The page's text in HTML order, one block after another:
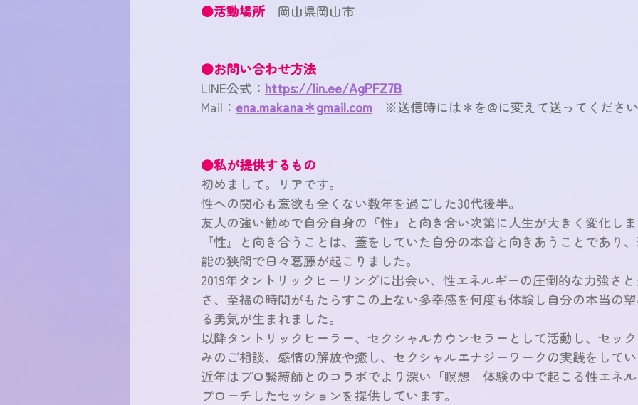
●活動場所 岡山県岡山市
●お問い合わせ方法
LINE公式 ： https://lin.ee/AgPFZ7B
Mail ： ena.makana＊gmail.com ※送信時には＊を@に変えて送ってくださ
●私が提供するもの
初めまして。リアです。
性への関心も意欲も全くない数年を過ごした30代後半。
友人の強い勧めで自分自身の『性』と向き合い次第に人生が大きく変化し
『性』と向き合うことは、蓋をしていた自分の本音と向きあうことであり
能の狭間で日々葛藤が起こりました。
2019年タントリックヒーリングに出会い、性エネルギーの圧倒的な力強さ
さ、至福の時間がもたらすこの上ない多幸感を何度も体験し自分の本当の
る勇気が生まれました。
以降タントリックヒーラー、セクシャルカウンセラーとして活動し、セッ
みのご相談、感情の解放や癒し、セクシャルエナジーワークの実践をして
近年はプロ緊縛師とのコラボでより深い「瞑想」体験の中で起こる性エネ
プローチしたセッションを提供しています。